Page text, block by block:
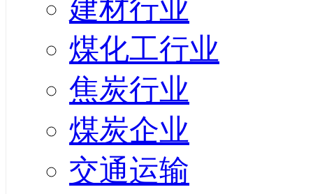
建材行业
煤化工行业
焦炭行业
煤炭企业
交通运输